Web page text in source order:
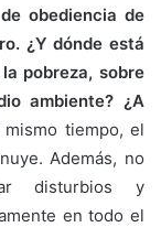
obediencia de
¿Y dónde está
pobreza, sobre
ambiente? ¿A
mismo tiempo, el
Además, no
disturbios y
en todo el